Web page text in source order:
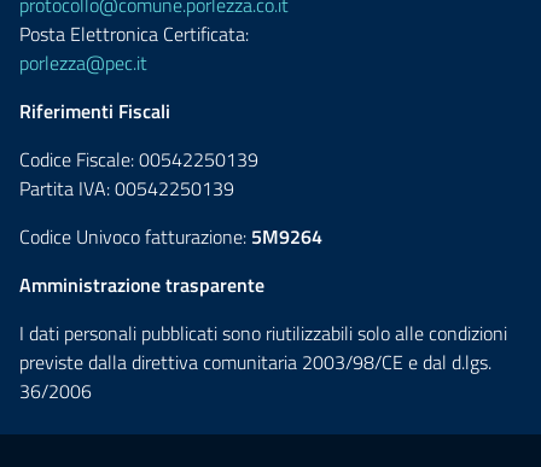
Posta Elettronica Certificata:
porlezza@pec.it
Riferimenti Fiscali
Codice Fiscale: 00542250139
Partita IVA: 00542250139
Codice Univoco fatturazione: 5M9264
Amministrazione trasparente
I dati personali pubblicati sono riutilizzabili solo alle condizioni
previste dalla direttiva comunitaria 2003/98/CE e dal d.lgs.
36/2006